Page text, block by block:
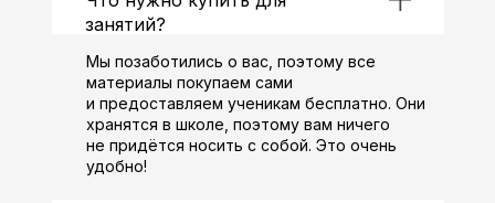
занятий?
Мы позаботились о вас, поэтому все
материалы покупаем сами
и предоставляем ученикам бесплатно. Они
хранятся в школе, поэтому вам ничего
не придётся носить с собой. Это очень
удобно!